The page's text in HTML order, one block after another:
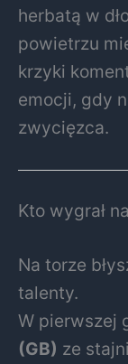
herbatą w
powietrzu
krzyki
emocji, gdy
zwycięzca.
Kto wygrał
Na torze
talenty.
W pierwszej
(GB) ze